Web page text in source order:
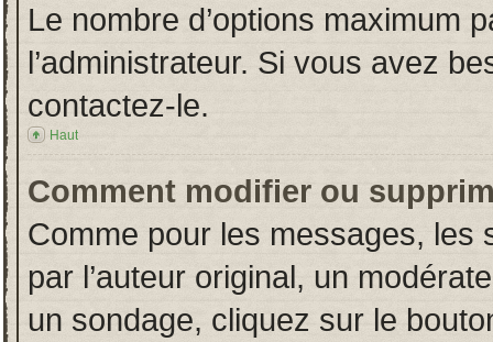
Le nombre d’options maximum
l’administrateur. Si vous avez
contactez-le.
Haut
Comment modifier ou
Comme pour les messages, les
par l’auteur original, un
un sondage, cliquez sur le